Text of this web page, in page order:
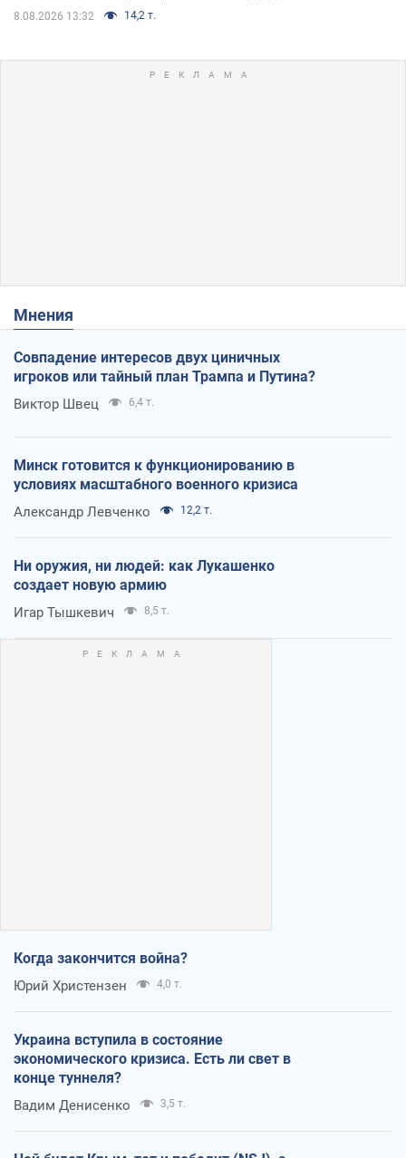
8.08.2026 13:32 14,2 т.
Мнения
Совпадение интересов двух циничных
игроков или тайный план Трампа и Путина?
Виктор Швец 6,4 т.
Минск готовится к функционированию в
условиях масштабного военного кризиса
Александр Левченко 12,2 т.
Ни оружия, ни людей: как Лукашенко
создает новую армию
Игар Тышкевич 8,5 т.
Когда закончится война?
Юрий Христензен 4,0 т.
Украина вступила в состояние
экономического кризиса. Есть ли свет в
конце туннеля?
Вадим Денисенко 3,5 т.